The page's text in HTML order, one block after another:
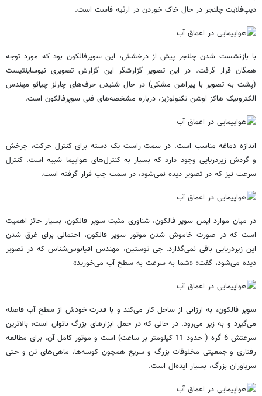
دیپ‌فلایت چلنجر در حال خاک خوردن در ارثیه فاست است.
با بازنشست شدن چلنجر پیش از درخشش، این سوپرفالکون بود که مورد توجه
همگان قرار گرفت. در این تصویر گزارشگر این گزارش تصویری نیوساینتیست
(پشت به تصویر با پیراهن مشکی) در حال شنیدن حرف‌های چارلز چیائو مهندس
الکترونیک هاکز اوشن تکنولوژیز، درباره مشخصه‌های فنی سوپرفالکون است.
اندازه دماغه مناسب است. در سمت راست یک دسته برای کنترل حرکت، چرخش
و گردش زیردریایی وجود دارد که بسیار به کنترل‌های هواپیما شبیه است. کنترل
سرعت نیز که در تصویر دیده نمی‌شود، در سمت چپ قرار گرفته است.
در میان موارد ایمن سوپر فالکون، شناوری مثبت سوپر فالکون، بسیار حائز اهمیت
است که در صورت خاموش شدن موتور سوپر فالکون، احتمالی برای غرق شدن
این زیردریایی باقی نمی‌گذارد. جی توستین، مهندس اقیانوس‌شناس که در تصویر
دیده می‌شود، گفت: «شما به سرعت به سطح آب می‌خورید»
سوپر فالکون، به ارزانی از ساحل کار می‌کند و با قدرت خودش از سطح آب فاصله
‌می‌گیرد و به زیر می‌رود. در حالی که در حمل ابزارهای بزرگ ناتوان است، بالاترین
سرعتش 6 گره ( حدود 11 کیلومتر بر ساعت) است و موتور کامل آن، برای مطالعه
رفتاری و جمعیتی مخلوقات بزرگ و سریع همچون کوسه‌ها، ماهی‌های تن و حتی
سرپاوران بزرگ، بسیار ایده‌ال است.